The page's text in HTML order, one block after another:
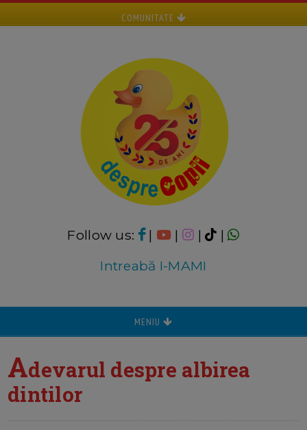
COMUNITATE
Follow us: | | |
|
Intreabă I-MAMI
MENIU
Adevarul despre albirea
dintilor